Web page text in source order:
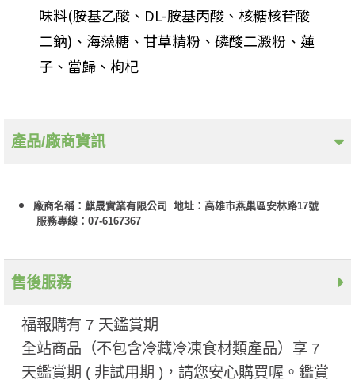
味料(胺基乙酸、DL-胺基丙酸、核糖核苷酸
二鈉)、海藻糖、甘草精粉、磷酸二澱粉、蓮
子、當歸、枸杞
產品/廠商資訊
廠商名稱：麒晟實業有限公司 地址：高雄市燕巢區安林路17號
服務專線：07-6167367
售後服務
福報購有 7 天鑑賞期
全站商品（不包含冷藏冷凍食材類產品）享 7
天鑑賞期 ( 非試用期 ​)，請您安心購買喔。鑑賞